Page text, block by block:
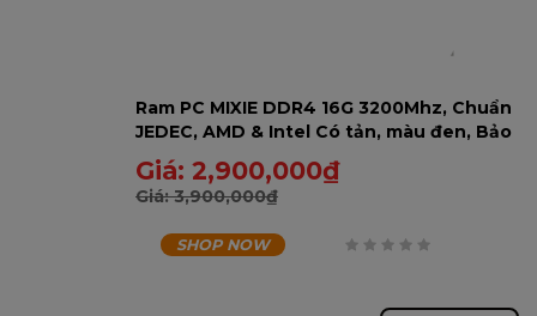
Ram PC MIXIE DDR4 16G 3200Mhz, Chuẩn
JEDEC, AMD & Intel Có tản, màu đen, Bảo
hành 60 tháng - 16GD43200RA-U
Giá: 2,900,000₫
Giá:3,900,000₫
SHOP NOW